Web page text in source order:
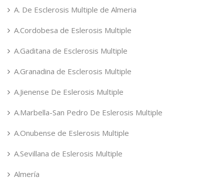
A. De Esclerosis Multiple de Almeria
A.Cordobesa de Eslerosis Multiple
A.Gaditana de Esclerosis Multiple
A.Granadina de Esclerosis Multiple
A.Jienense De Eslerosis Multiple
A.Marbella-San Pedro De Eslerosis Multiple
A.Onubense de Eslerosis Multiple
A.Sevillana de Eslerosis Multiple
Almería